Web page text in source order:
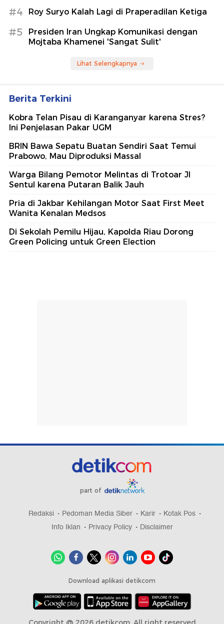
#4 Roy Suryo Kalah Lagi di Praperadilan Ketiga
#5
Presiden Iran Ungkap Komunikasi dengan
Mojtaba Khamenei 'Sangat Sulit'
Lihat Selengkapnya
Berita Terkini
Kobra Telan Pisau di Karanganyar karena Stres?
Ini Penjelasan Pakar UGM
BRIN Bawa Sepatu Buatan Sendiri Saat Temui
Prabowo, Mau Diproduksi Massal
Warga Bilang Pemotor Melintas di Trotoar Jl
Sentul karena Putaran Balik Jauh
Pria di Jakbar Kehilangan Motor Saat First Meet
Wanita Kenalan Medsos
Di Sekolah Pemilu Hijau, Kapolda Riau Dorong
Green Policing untuk Green Election
part of
Redaksi Pedoman Media Siber Karir
Kotak Pos
Info Iklan
Privacy Policy Disclaimer
Download aplikasi detikcom